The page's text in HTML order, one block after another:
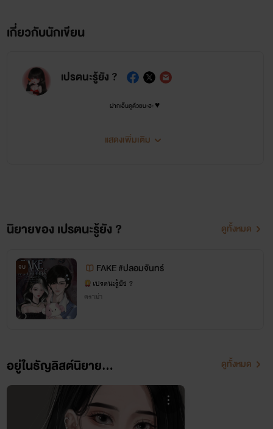
เกี่ยวกับนักเขียน
เปรตนะรู้ยัง ?
ฝากเอ็นดูด้วยนะฮะ ♥
แสดงเพิ่มเติม
นิยายของ เปรตนะรู้ยัง ? ดูทั้งหมด
จบ FAKE #ปลอมจันทร์
เปรตนะรู้ยัง ?
ดราม่า
อยู่ในธัญลิสต์นิยาย... ดูทั้งหมด